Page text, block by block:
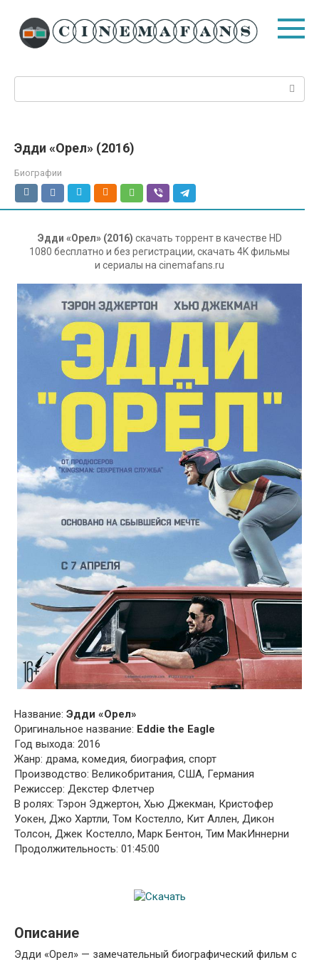
контенту
Эдди «Орел» (2016)
Биографии
Эдди «Орел» (2016) скачать торрент в качестве HD
1080 бесплатно и без регистрации, скачать 4K фильмы
и сериалы на cinemafans.ru
Название: Эдди «Орел»
Оригинальное название: Eddie the Eagle
Год выхода: 2016
Жанр: драма, комедия, биография, спорт
Производство: Великобритания, США, Германия
Режиссер: Декстер Флетчер
В ролях: Тэрон Эджертон, Хью Джекман, Кристофер
Уокен, Джо Хартли, Том Костелло, Кит Аллен, Дикон
Толсон, Джек Костелло, Марк Бентон, Тим МакИннерни
Продолжительность: 01:45:00
Описание
Эдди «Орел» — замечательный биографический фильм с